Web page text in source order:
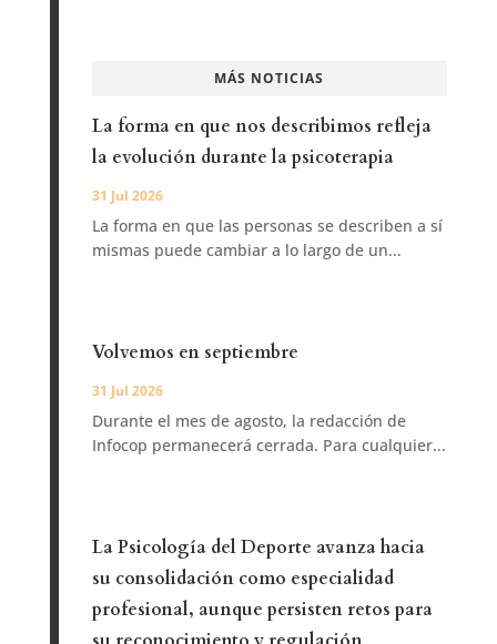
MÁS NOTICIAS
La forma en que nos describimos refleja
la evolución durante la psicoterapia
31 Jul 2026
La forma en que las personas se describen a sí
mismas puede cambiar a lo largo de un...
Volvemos en septiembre
31 Jul 2026
Durante el mes de agosto, la redacción de
Infocop permanecerá cerrada. Para cualquier...
La Psicología del Deporte avanza hacia
su consolidación como especialidad
profesional, aunque persisten retos para